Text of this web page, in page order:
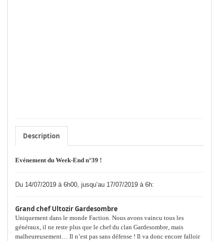
Description
Evénement du Week-End n°39 !
Du 14/07/2019 à 6h00, jusqu’au 17/07/2019 à 6h:
Grand chef Ultozir Gardesombre
Uniquement dans le monde Faction. Nous avons vaincu tous les
généraux, il ne reste plus que le chef du clan Gardesombre, mais
malheureusement… Il n’est pas sans défense ! Il va donc encore falloir